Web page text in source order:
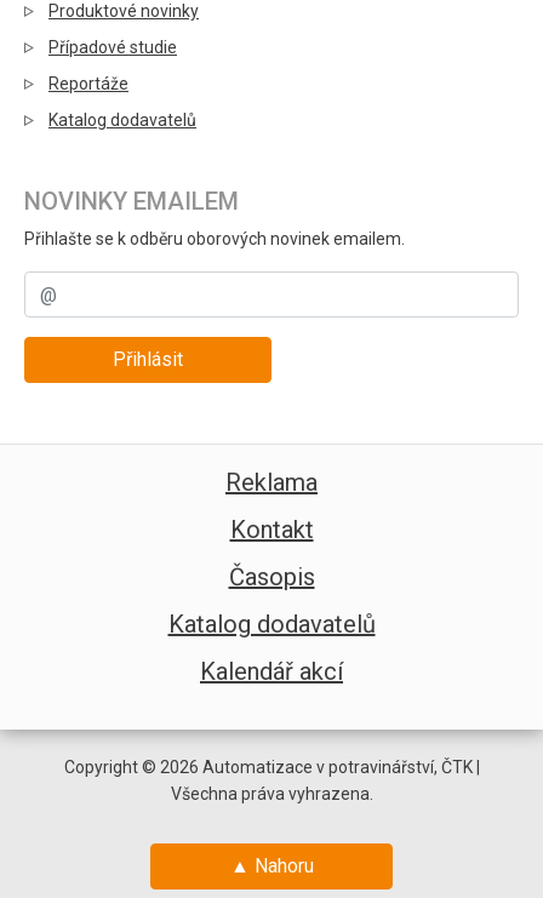
Produktové novinky
Případové studie
Reportáže
Katalog dodavatelů
NOVINKY EMAILEM
Přihlašte se k odběru oborových novinek emailem.
Přihlásit
Reklama
Kontakt
Časopis
Katalog dodavatelů
Kalendář akcí
Copyright © 2026 Automatizace v potravinářství, ČTK |
Všechna práva vyhrazena.
▲ Nahoru